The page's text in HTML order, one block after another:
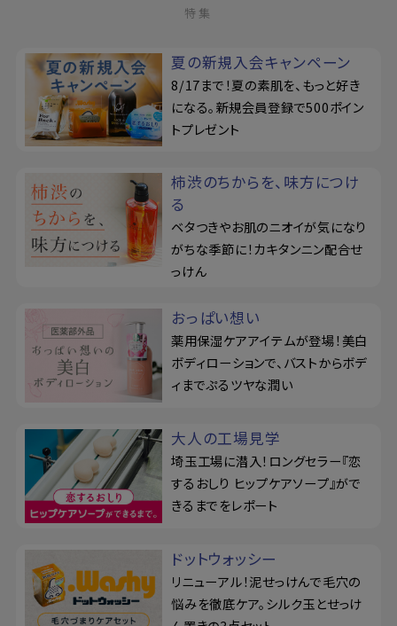
特集
夏の新規入会キャンペーン
8/17まで！夏の素肌を、もっと好き
になる。新規会員登録で500ポイン
トプレゼント
柿渋のちからを、味方につけ
る
ベタつきやお肌のニオイが気になり
がちな季節に！カキタンニン配合せ
っけん
おっぱい想い
薬用保湿ケアアイテムが登場！美白
ボディローションで、バストからボデ
ィまでぷるツヤな潤い
大人の工場見学
埼玉工場に潜入！ロングセラー『恋
するおしり ヒップケアソープ』がで
きるまでをレポート
ドットウォッシー
リニューアル！泥せっけんで毛穴の
悩みを徹底ケア。シルク玉とせっけ